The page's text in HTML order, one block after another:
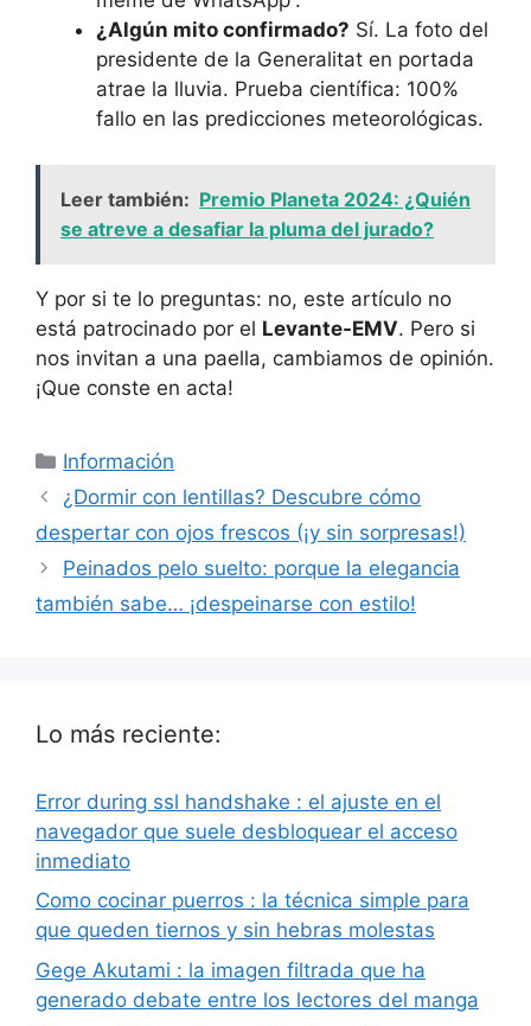
¿Algún mito confirmado? Sí. La foto del
presidente de la Generalitat en portada
atrae la lluvia. Prueba científica: 100%
fallo en las predicciones meteorológicas.
Leer también: Premio Planeta 2024: ¿Quién
se atreve a desafiar la pluma del jurado?
Y por si te lo preguntas: no, este artículo no
está patrocinado por el Levante-EMV. Pero si
nos invitan a una paella, cambiamos de opinión.
¡Que conste en acta!
Categorías
Información
¿Dormir con lentillas? Descubre cómo
despertar con ojos frescos (¡y sin sorpresas!)
Peinados pelo suelto: porque la elegancia
también sabe… ¡despeinarse con estilo!
Lo más reciente:
Error during ssl handshake : el ajuste en el
navegador que suele desbloquear el acceso
inmediato
Como cocinar puerros : la técnica simple para
que queden tiernos y sin hebras molestas
Gege Akutami : la imagen filtrada que ha
generado debate entre los lectores del manga